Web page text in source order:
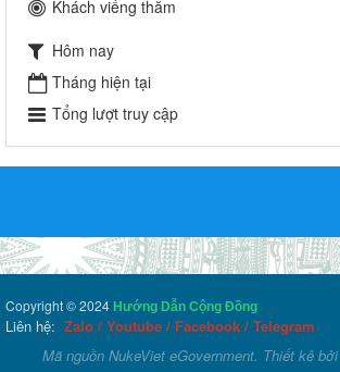
Khách viếng thăm
Hôm nay
Tháng hiện tại
Tổng lượt truy cập
Copyright © 2024 Hướng Dẫn Cộng Đồng
Liên hệ: Zalo / Youtube / Facebook / Telegram
Mã nguồn NukeViet eGovernment. Thiết kê bởi